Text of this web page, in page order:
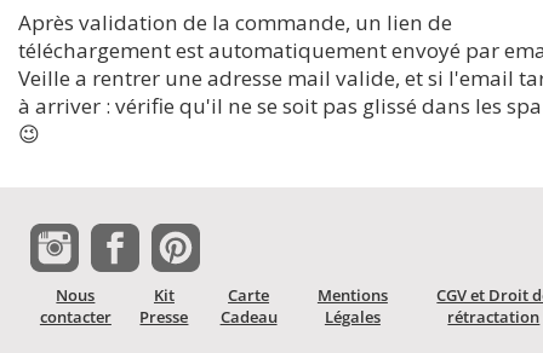
Après validation de la commande, un lien de
téléchargement est automatiquement envoyé par
Veille a rentrer une adresse mail valide, et si l'email
à arriver : vérifie qu'il ne se soit pas glissé dans les
😉
Nous
contacter
Kit
Presse
Carte
Cadeau
Mentions
Légales
CGV et Droit
rétractation